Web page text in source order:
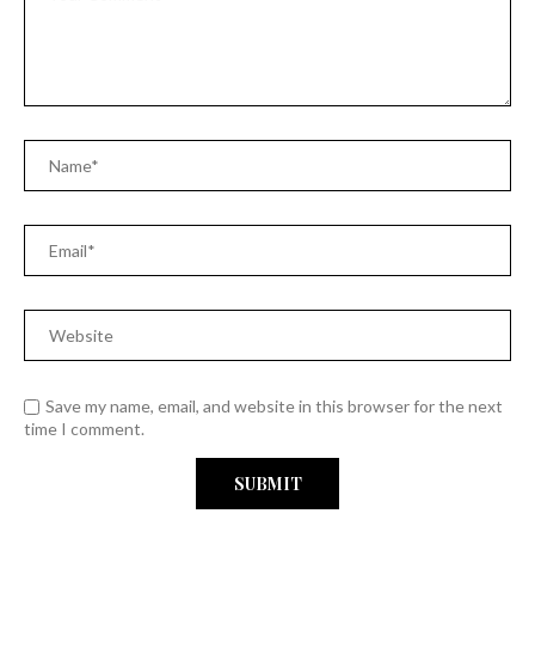
Save my name, email, and website in this browser for the next
time I comment.